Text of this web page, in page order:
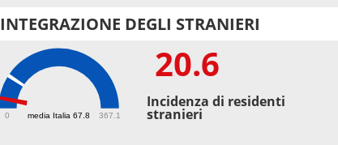
INTEGRAZIONE DEGLI STRANIERI
media Italia 67.8
0 367.1
20.6
Incidenza di residenti
stranieri